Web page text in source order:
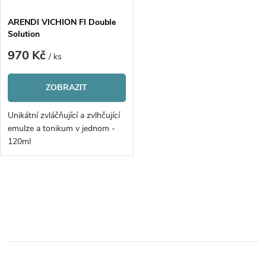
p
r
o
d
u
ů
s
p
r
o
d
u
ARENDI VICHION FI Double
Solution
970 Kč/ ks
ZOBRAZIT
Unikátní zvláčňující a zvlhčující
emulze a tonikum v jednom -
120ml
l